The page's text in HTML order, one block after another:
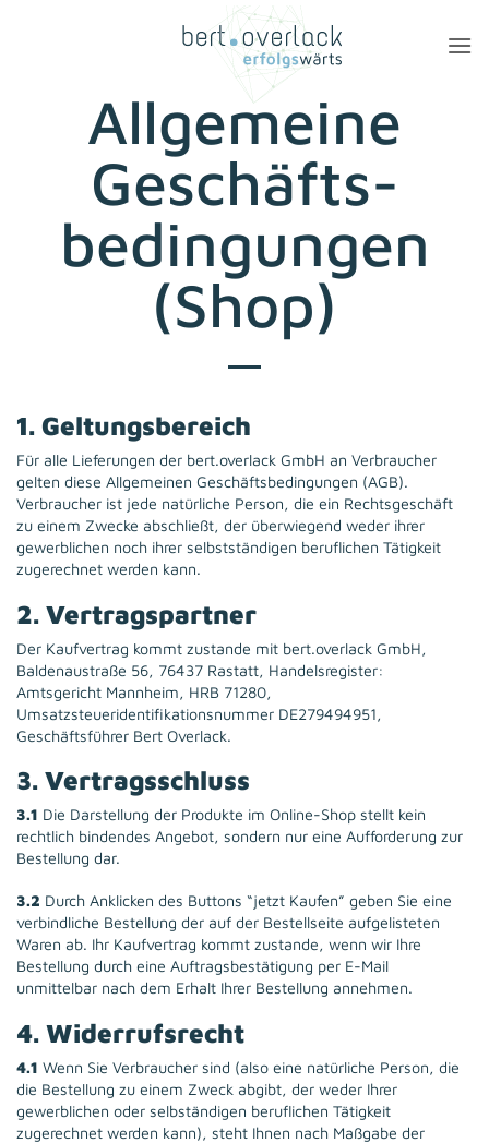
Allgemeine
Geschäfts­
bedingungen
(Shop)
1. Geltungsbereich
Für alle Lieferungen der bert.overlack GmbH an Verbraucher
gelten diese Allgemeinen Geschäftsbedingungen (AGB).
Verbraucher ist jede natürliche Person, die ein Rechtsgeschäft
zu einem Zwecke abschließt, der überwiegend weder ihrer
gewerblichen noch ihrer selbstständigen beruflichen Tätigkeit
zugerechnet werden kann.
2. Vertragspartner
Der Kaufvertrag kommt zustande mit bert.overlack GmbH,
Baldenaustraße 56, 76437 Rastatt, Handelsregister:
Amtsgericht Mannheim, HRB 71280,
Umsatzsteueridentifikationsnummer DE279494951,
Geschäftsführer Bert Overlack.
3. Vertragsschluss
3.1 Die Darstellung der Produkte im Online-Shop stellt kein
rechtlich bindendes Angebot, sondern nur eine Aufforderung zur
Bestellung dar.
3.2 Durch Anklicken des Buttons “jetzt Kaufen” geben Sie eine
verbindliche Bestellung der auf der Bestellseite aufgelisteten
Waren ab. Ihr Kaufvertrag kommt zustande, wenn wir Ihre
Bestellung durch eine Auftragsbestätigung per E-Mail
unmittelbar nach dem Erhalt Ihrer Bestellung annehmen.
4. Widerrufsrecht
4.1 Wenn Sie Verbraucher sind (also eine natürliche Person, die
die Bestellung zu einem Zweck abgibt, der weder Ihrer
gewerblichen oder selbständigen beruflichen Tätigkeit
zugerechnet werden kann), steht Ihnen nach Maßgabe der